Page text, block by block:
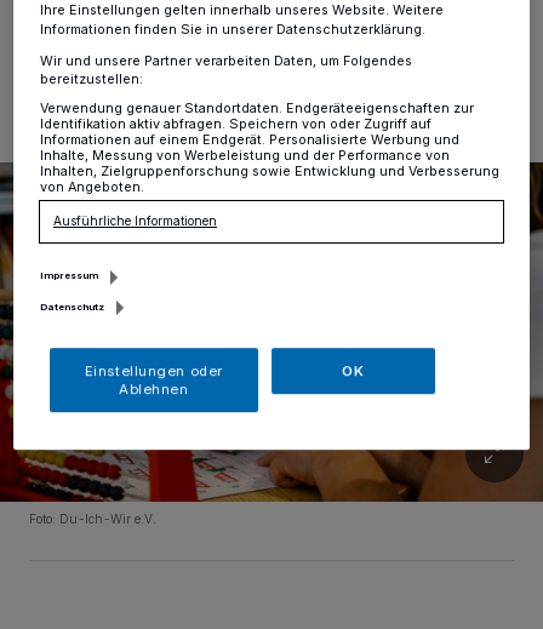
14.08.2023 , 10:25 Uhr 2 Minuten Lesezeit
Foto: Du-Ich-Wir e.V.
Ihre Einstellungen gelten innerhalb unseres Website. Weitere
Informationen finden Sie in unserer Datenschutzerklärung.
Wir und unsere Partner verarbeiten Daten, um Folgendes
bereitzustellen:
Verwendung genauer Standortdaten. Endgeräteeigenschaften zur
Identifikation aktiv abfragen. Speichern von oder Zugriff auf
Informationen auf einem Endgerät. Personalisierte Werbung und
Inhalte, Messung von Werbeleistung und der Performance von
Inhalten, Zielgruppenforschung sowie Entwicklung und Verbesserung
von Angeboten.
Ausführliche Informationen
Impressum
Datenschutz
Einstellungen oder
Ablehnen
OK